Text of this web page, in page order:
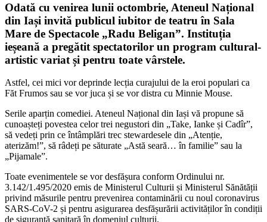
Odată cu venirea lunii octombrie, Ateneul Național
din Iași invită publicul iubitor de teatru în Sala
Mare de Spectacole „Radu Beligan”. Instituția
ieșeană a pregătit spectatorilor un program cultural-
artistic variat și pentru toate vârstele.
Astfel, cei mici vor deprinde lecția curajului de la eroi populari ca
Făt Frumos sau se vor juca și se vor distra cu Minnie Mouse.
Serile aparțin comediei. Ateneul Național din Iași vă propune să
cunoașteți povestea celor trei negustori din „Take, Ianke și Cadîr”,
să vedeți prin ce întâmplări trec stewardesele din „Atenție,
aterizăm!”, să râdeți pe săturate „Astă seară… în familie” sau la
„Pijamale”.
Toate evenimentele se vor desfășura conform Ordinului nr.
3.142/1.495/2020 emis de Ministerul Culturii și Ministerul Sănătății
privind măsurile pentru prevenirea contaminării cu noul coronavirus
SARS-CoV-2 și pentru asigurarea desfășurării activităților în condiții
de siguranță sanitară în domeniul culturii.